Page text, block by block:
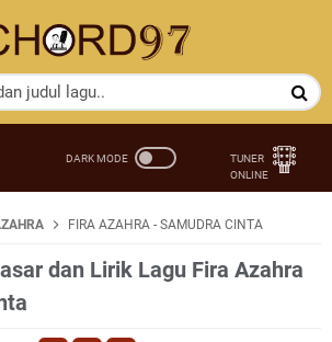
FIRA AZAHRA - SAMUDRA CINTA
dan Lirik Lagu Fira Azahra